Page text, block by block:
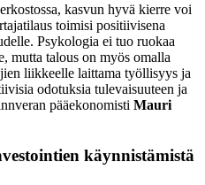
kasvun hyvä kierre voi
toimisi positiivisena
Psykologia ei tuo ruokaa
mutta talous on myös omalla
liikkeelle laittama työllisyys ja
odotuksia tulevaisuuteen ja
pääekonomisti Mauri
käynnistämistä